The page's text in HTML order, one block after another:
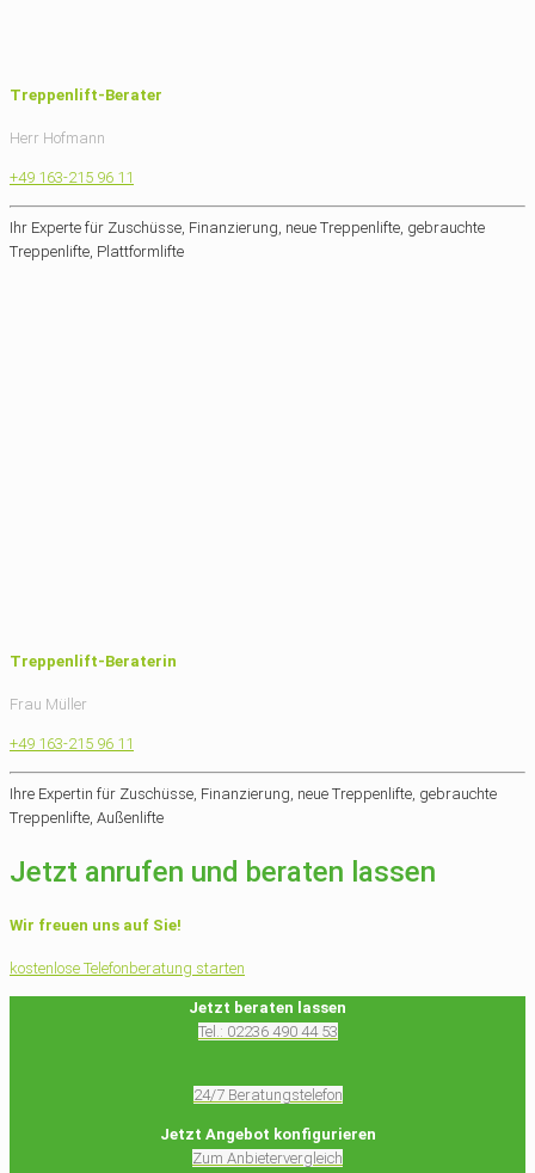
Treppenlift-Berater
Herr Hofmann
+49 163-215 96 11
Ihr Experte für Zuschüsse, Finanzierung, neue Treppenlifte, gebrauchte
Treppenlifte, Plattformlifte
Treppenlift-Beraterin
Frau Müller
+49 163-215 96 11
Ihre Expertin für Zuschüsse, Finanzierung, neue Treppenlifte, gebrauchte
Treppenlifte, Außenlifte
Jetzt anrufen und beraten lassen
Wir freuen uns auf Sie!
kostenlose Telefonberatung starten
Jetzt beraten lassen
Tel.: 02236 490 44 53
24/7 Beratungstelefon
Jetzt Angebot konfigurieren
Zum Anbietervergleich